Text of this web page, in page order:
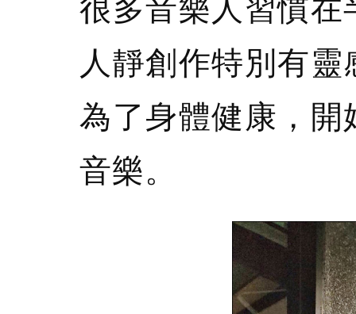
很多音樂人習慣
人靜創作特別有
為了身體健康，
音樂。